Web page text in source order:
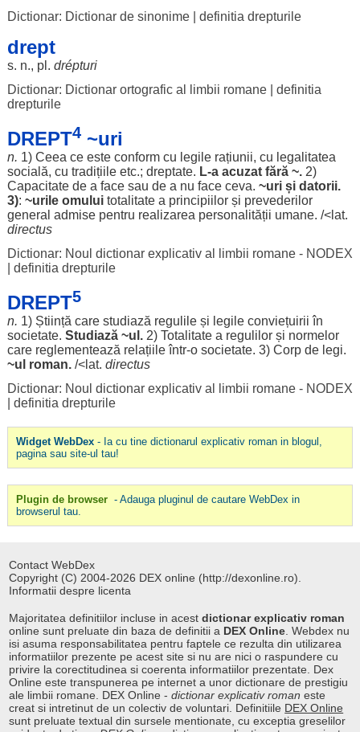
Dictionar: Dictionar de sinonime| definitia drepturile
drept
s. n., pl. drépturi
Dictionar: Dictionar ortografic al limbii romane| definitia
drepturile
DREPT4~uri
n. 1) Ceea ce este conformcu legile rațiunii, cu legalitatea
socială, cu tradițiileetc.; dreptate. L-a acuzat fără~.2)
Capacitatede a facesau de a nu faceceva. ~uriși datorii.
3): ~urile omului totalitatea principiilorși prevederilor
general admise pentru realizarea personalității umane. /<lat.
directus
Dictionar: Noul dictionar explicativ al limbii romane - NODEX
definitia drepturile
DREPT5
n. 1) Știință care studiază regulileși legile conviețuirii în
societate. Studiază~ul.2) Totalitatea regulilorși normelor
care reglementează relațiileîntr-o societate. 3) Corpde legi.
~ul roman./<lat. directus
Dictionar: Noul dictionar explicativ al limbii romane - NODEX
definitia drepturile
Widget WebDex- Ia cu tine dictionarul explicativ roman in blogul,
pagina sau site-ul tau!
Plugin de browser - Adauga pluginul de cautare WebDex in
browserul tau.
Contact WebDex
Copyright (C) 2004-2026 DEX online (http://dexonline.ro).
Informatii despre licenta
Majoritatea definitiilor incluse in acestdictionar explicativ roman
online sunt preluate din baza de definitii a DEX Online . Webdex nu
isi asuma responsabilitatea pentru faptele ce rezulta din utilizarea
informatiilor prezente pe acest site si nu are nici o raspundere cu
privire la corectitudinea si coerenta informatiilor prezentate. Dex
Online este transpunerea pe internet a unor dictionare de prestigiu
ale limbii romane. DEX Online -dictionar explicativ roman este
creat si intretinut de un colectiv de voluntari. Definitiile DEX Online
sunt preluate textual din sursele mentionate, cu exceptia greselilor